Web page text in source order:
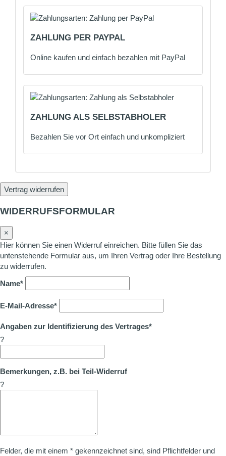
ZAHLUNG PER PAYPAL
Online kaufen und einfach bezahlen mit PayPal
ZAHLUNG ALS SELBSTABHOLER
Bezahlen Sie vor Ort einfach und unkompliziert
Vertrag widerrufen
WIDERRUFSFORMULAR
×
Hier können Sie einen Widerruf einreichen. Bitte füllen Sie das
untenstehende Formular aus, um Ihren Vertrag oder Ihre Bestellung
zu widerrufen.
Name*
E-Mail-Adresse*
Angaben zur Identifizierung des Vertrages*
?
Bemerkungen, z.B. bei Teil-Widerruf
?
Felder, die mit einem * gekennzeichnet sind, sind Pflichtfelder und